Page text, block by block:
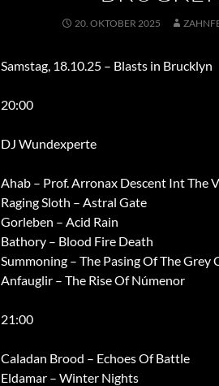
20. OKTOBER 2025
Samstag, 18.10.25 – Blasts in Brucklyn
20:00
DJ Wundexperte
Ahab – Prof. Arronax Descent Int The
Raging Sloth – Astral Gate
Gorleben – Acid Rain
Bathory – Blood Fire Death
Summoning – The Pasing Of The Grey
Anfauglir – The Rise Of Númenor
21:00
Caladan Brood – Echoes Of Battle
Eldamar – Winter Nights